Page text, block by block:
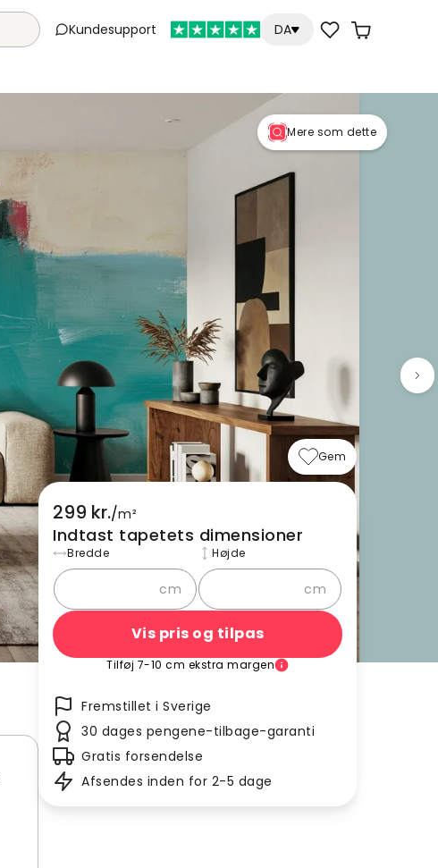
Kundesupport DA
Mere som dette
Gem
299 kr./m²
Indtast tapetets dimensioner
Bredde
cm
Højde
cm
Vis pris og tilpas
Tilføj 7-10 cm ekstra margen
Fremstillet i Sverige
30 dages pengene-tilbage-garanti
Gratis forsendelse
Afsendes inden for 2-5 dage